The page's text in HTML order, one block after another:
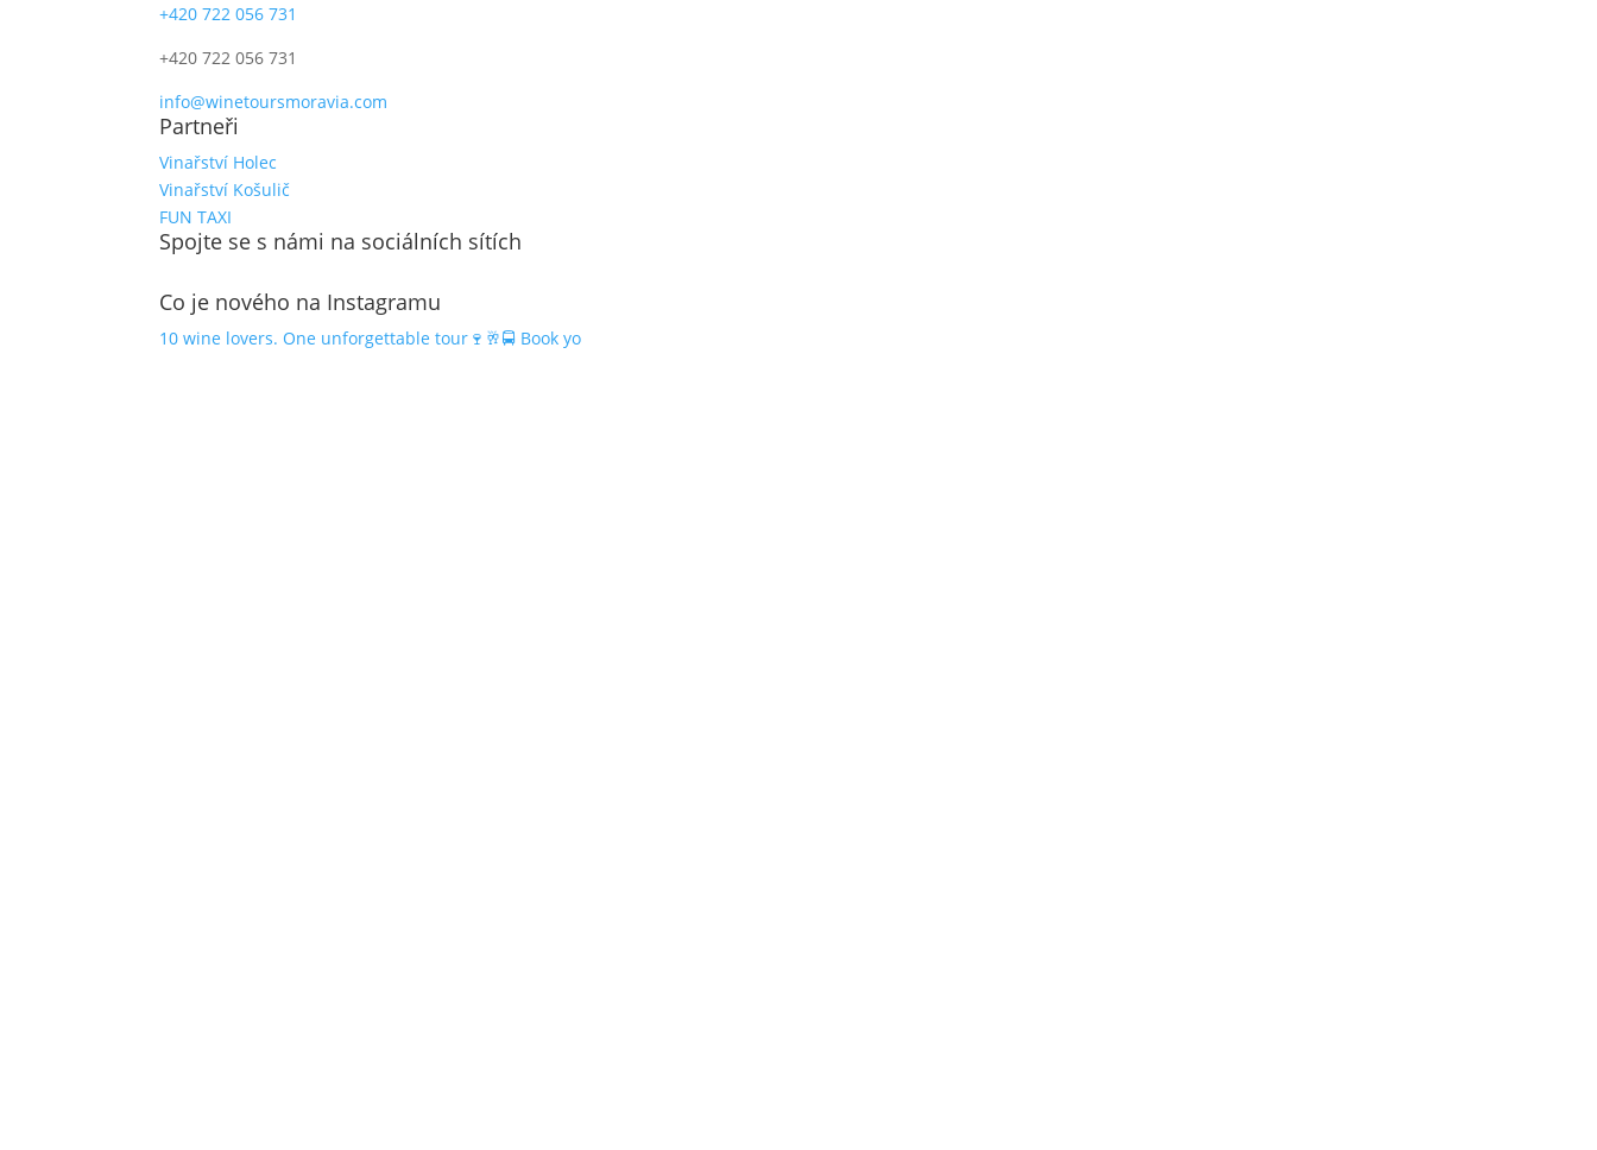
+420 722 056 731
+420 722 056 731
info@winetoursmoravia.com
Partneři
Vinařství Holec
Vinařství Košulič
FUN TAXI
Spojte se s námi na sociálních sítích
Co je nového na Instagramu
10 wine lovers. One unforgettable tour🍷🥂🚍 Book yo